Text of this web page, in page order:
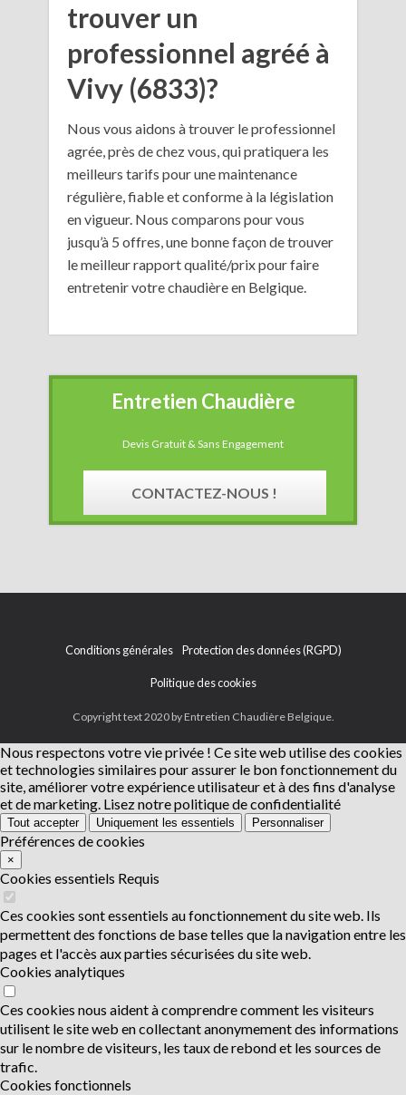
trouver un
professionnel agréé à
Vivy (6833)?
Nous vous aidons à trouver le professionnel
agrée, près de chez vous, qui pratiquera les
meilleurs tarifs pour une maintenance
régulière, fiable et conforme à la législation
en vigueur. Nous comparons pour vous
jusqu’à 5 offres, une bonne façon de trouver
le meilleur rapport qualité/prix pour faire
entretenir votre chaudière en Belgique.
Entretien Chaudière
Devis Gratuit & Sans Engagement
CONTACTEZ-NOUS !
Conditions générales Protection des données (RGPD)
Politique des cookies
Copyright text 2020 by Entretien Chaudière Belgique.
Nous respectons votre vie privée ! Ce site web utilise des cookies
et technologies similaires pour assurer le bon fonctionnement du
site, améliorer votre expérience utilisateur et à des fins d'analyse
et de marketing. Lisez notre politique de confidentialité
Tout accepter Uniquement les essentiels Personnaliser
Préférences de cookies
×
Cookies essentiels Requis
Ces cookies sont essentiels au fonctionnement du site web. Ils
permettent des fonctions de base telles que la navigation entre les
pages et l'accès aux parties sécurisées du site web.
Cookies analytiques
Ces cookies nous aident à comprendre comment les visiteurs
utilisent le site web en collectant anonymement des informations
sur le nombre de visiteurs, les taux de rebond et les sources de
trafic.
Cookies fonctionnels